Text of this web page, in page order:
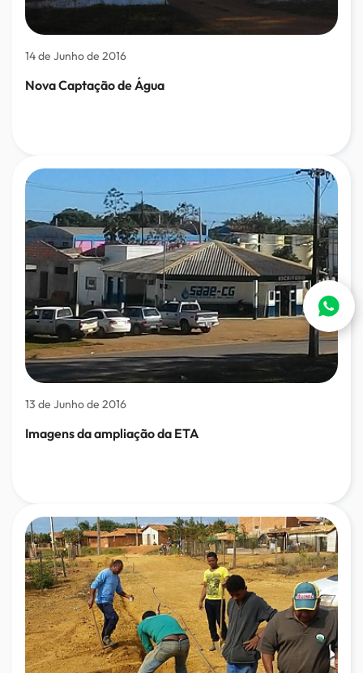
14 de Junho de 2016
Nova Captação de Água
13 de Junho de 2016
Imagens da ampliação da ETA